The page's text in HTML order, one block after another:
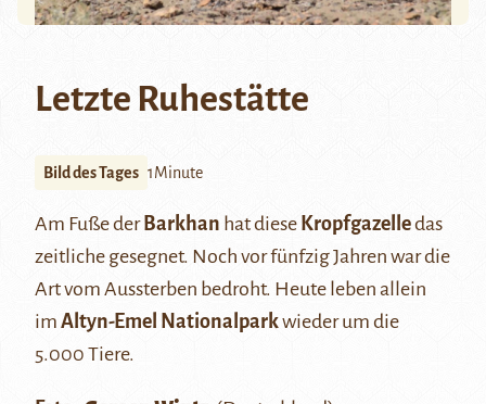
Letzte Ruhestätte
Bild des Tages 1Minute
Am Fuße derBarkhan hat diese Kropfgazelledas
zeitliche gesegnet. Noch vor fünfzig Jahren war die
Art vom Aussterben bedroht. Heute leben allein
im Altyn-Emel Nationalparkwieder um die
5.000 Tiere.